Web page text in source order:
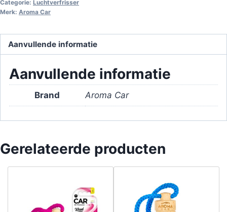
Categorie: Lucht­verfris­ser
Merk: Aroma Car
Aanvullende informatie
Aanvullende informatie
Brand Aroma Car
Gerelateerde producten